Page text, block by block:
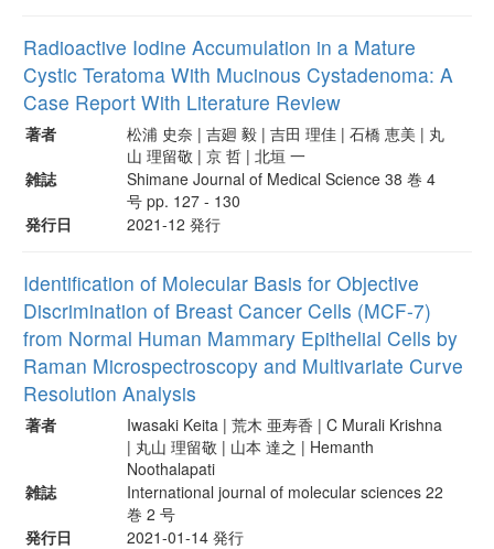
Radioactive Iodine Accumulation in a Mature
Cystic Teratoma With Mucinous Cystadenoma: A
Case Report With Literature Review
著者
松浦 史奈 | 吉廻 毅 | 吉田 理佳 | 石橋 恵美 | 丸
山 理留敬 | 京 哲 | 北垣 一
雑誌
Shimane Journal of Medical Science 38 巻 4
号 pp. 127 - 130
発行日
2021-12 発行
Identification of Molecular Basis for Objective
Discrimination of Breast Cancer Cells (MCF-7)
from Normal Human Mammary Epithelial Cells by
Raman Microspectroscopy and Multivariate Curve
Resolution Analysis
著者
Iwasaki Keita | 荒木 亜寿香 | C Murali Krishna
| 丸山 理留敬 | 山本 達之 | Hemanth
Noothalapati
雑誌
International journal of molecular sciences 22
巻 2 号
発行日
2021-01-14 発行